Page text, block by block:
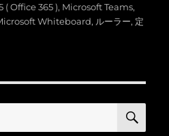
( Office 365 ), Microsoft Teams,
Whiteboard, ルーラー, 定
検